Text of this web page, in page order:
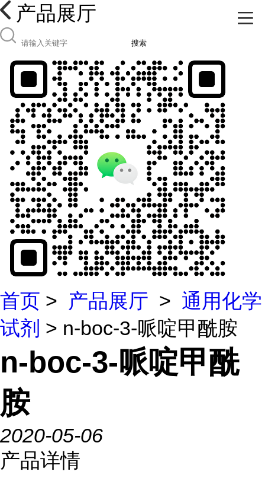
产品展厅
搜索
首页 > 产品展厅 > 通用化学
试剂 > n-boc-3-哌啶甲酰胺
n-boc-3-哌啶甲酰
胺
2020-05-06
产品详情